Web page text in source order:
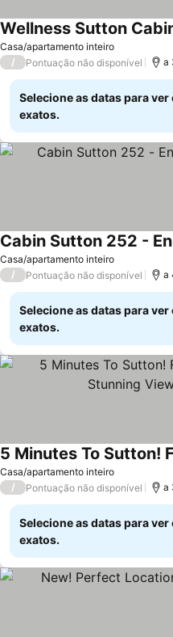
Casa/apartamento inteiro
Wellness Sutton
/ Pontuação não disponível a
Selecione as datas para
exatos.
Casa/apartamento inteiro
Ver preços
/ Pontuação não disponível a
Selecione as datas para
exatos.
Casa/apartamento inteiro
Ver preços
/ Pontuação não disponível a
Selecione as datas para
exatos.